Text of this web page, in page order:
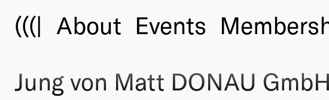
(((| About Events
Jung von Matt DONAU